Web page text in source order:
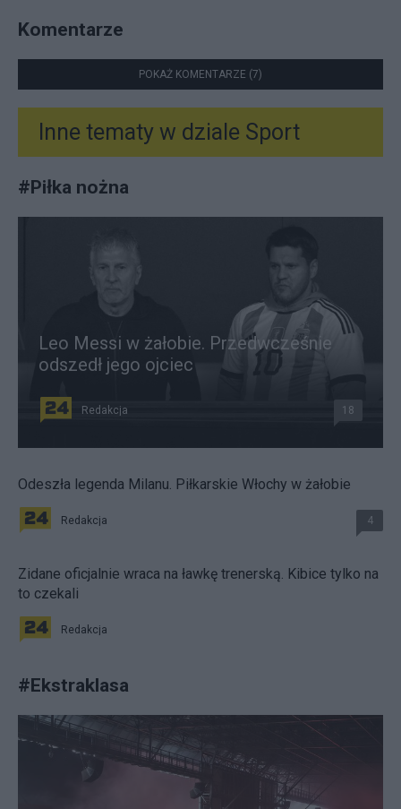
Komentarze
POKAŻ KOMENTARZE (7)
Inne tematy w dziale Sport
#Piłka nożna
Leo Messi w żałobie. Przedwcześnie
odszedł jego ojciec
Redakcja 18
Odeszła legenda Milanu. Piłkarskie Włochy w żałobie
Redakcja 4
Zidane oficjalnie wraca na ławkę trenerską. Kibice tylko na
to czekali
Redakcja
#Ekstraklasa